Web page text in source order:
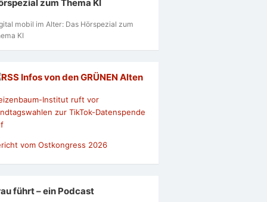
zum Thema KI
mobil im Alter: Das Hörspezial zum
KI
Infos von den GRÜNEN Alten
Institut ruft vor
zur TikTok-Datenspende
vom Ostkongress 2026
führt – ein Podcast